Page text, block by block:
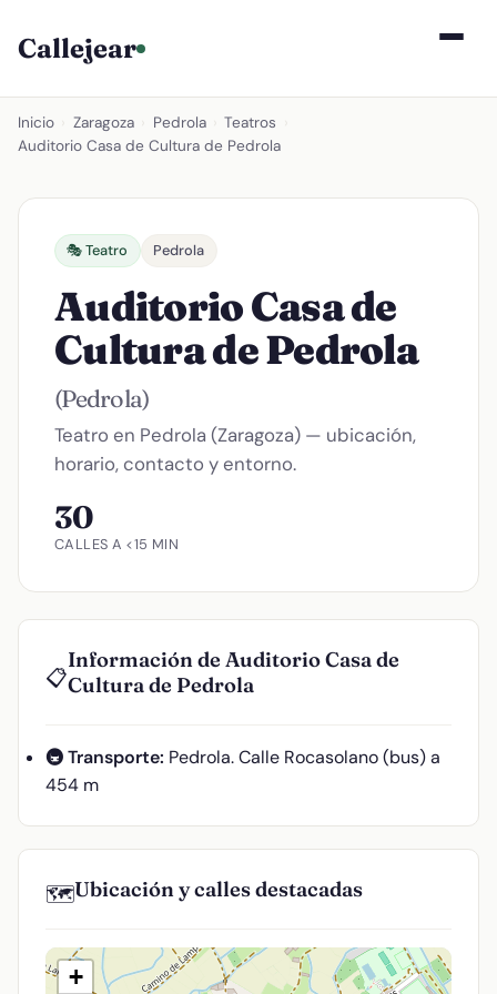
Callejear
Inicio Zaragoza Pedrola Teatros
Auditorio Casa de Cultura de Pedrola
🎭 Teatro Pedrola
Auditorio Casa de
Cultura de Pedrola
(Pedrola)
Teatro en Pedrola (Zaragoza) — ubicación,
horario, contacto y entorno.
30
CALLES A <15 MIN
📋
Información de Auditorio Casa de
Cultura de Pedrola
🚇 Transporte: Pedrola. Calle Rocasolano (bus) a
454 m
🗺️Ubicación y calles destacadas
+